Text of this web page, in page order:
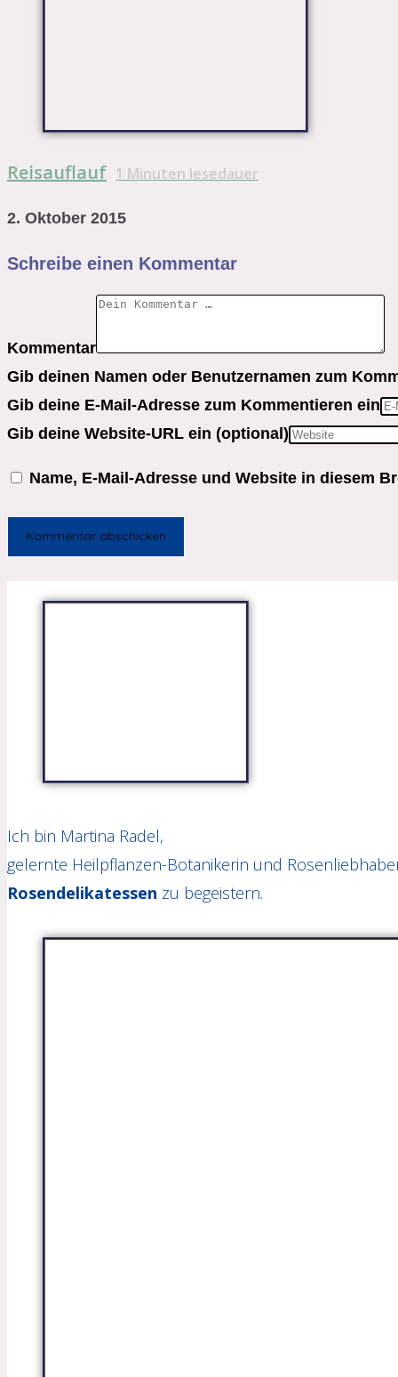
Reisauflauf 1 Minuten lesedauer
2. Oktober 2015
Schreibe einen Kommentar
Kommentar
Gib deinen Namen oder Benutzernamen zum
Gib deine E-Mail-Adresse zum Kommentieren ein
Gib deine Website-URL ein (optional)
Name, E-Mail-Adresse und Website in diesem
Ich bin Martina Radel,
gelernte Heilpflanzen-Botanikerin und
Rosendelikatessen zu begeistern.